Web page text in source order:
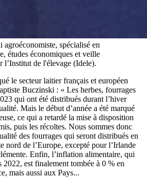
spécialisé en
études économiques et veille
l’Institut de l'élevage (Idele).
le secteur laitier français et européen
Buczinski : « Les herbes, fourrages
qui ont été distribués durant l’hiver
Mais le début d’année a été marqué
ce qui a retardé la mise à disposition
puis les récoltes. Nous sommes donc
des fourrages qui seront distribués en
nord de l’Europe, excepté pour l’Irlande
Enfin, l’inflation alimentaire, qui
2022, est finalement tombée à 0 % en
mais aussi aux Pays...